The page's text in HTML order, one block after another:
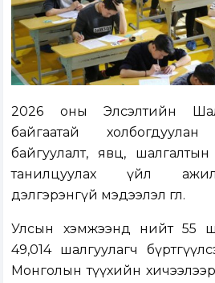
2026 оны Элсэлтийн
байгаатай
байгуулалт, явц,
танилцуулах үйл
дэлгэрэнгүй мэдээлэл өглөө.
Улсын хэмжээнд нийт 55
49,014 шалгуулагч
Монголын түүхийн